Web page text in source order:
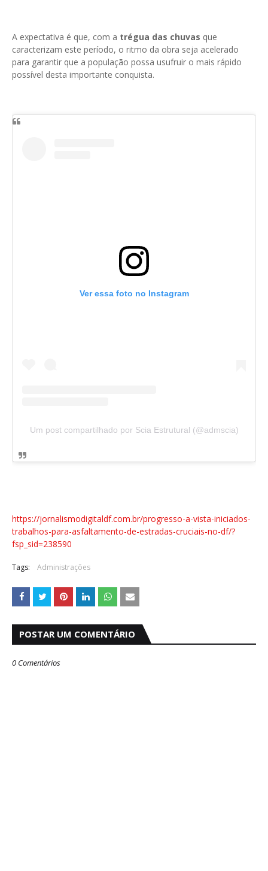
A expectativa é que, com a trégua das chuvas que
caracterizam este período, o ritmo da obra seja acelerado
para garantir que a população possa usufruir o mais rápido
possível desta importante conquista.
Ver essa foto no Instagram
Um post compartilhado por Scia Estrutural (@admscia)
https://jornalismodigitaldf.com.br/progresso-a-vista-iniciados-
trabalhos-para-asfaltamento-de-estradas-cruciais-no-df/?
fsp_sid=238590
Tags: Administrações
POSTAR UM COMENTÁRIO
0 Comentários